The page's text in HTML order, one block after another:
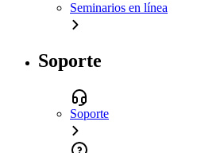
Seminarios en línea
Soporte
Soporte